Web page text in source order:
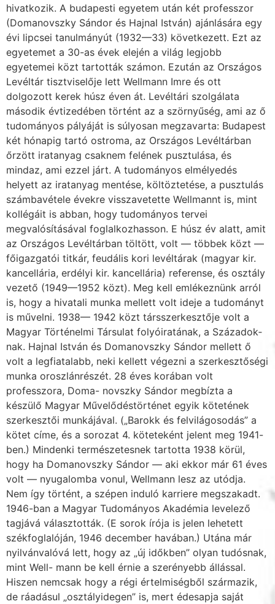
hivatkozik. A budapesti egyetem után két professzor
(Domanovszky Sándor és Hajnal István) ajánlására egy
évi lipcsei tanulmányút (1932—33) következett. Ezt az
egyetemet a 30-as évek elején a világ legjobb
egyetemei közt tartották számon. Ezután az Országos
Levéltár tisztviselője lett Wellmann Imre és ott
dolgozott ke­rek húsz éven át. Levéltári szolgálata
második évtizedében történt az a szörnyűség, ami az ő
tudományos pályáját is súlyosan megzavarta: Budapest
két hónapig tartó ostroma, az Or­szágos Levéltárban
őrzött iratanyag csaknem felének pusztulása, és
mindaz, ami ezzel járt. A tudományos elmélyedés
helyett az iratanyag mentése, költöztetése, a pusztulás
számba­vétele évekre visszavetette Wellmannt is, mint
kollégáit is abban, hogy tudományos tervei
megvalósításával foglalkozhasson. E húsz év alatt, amit
az Országos Levéltárban töltött, volt — többek közt —
főigazgatói titkár, feudális kori levéltárak (magyar kir.
kancellária, erdélyi kir. kancellária) referense, és osztály
vezető (1949—1952 közt). Meg kell emlékez­nünk arról
is, hogy a hivatali munka mellett volt ideje a tudományt
is művelni. 1938— 1942 közt társszerkesztője volt a
Magyar Történelmi Társulat folyóiratának, a Századok­
nak. Hajnal István és Domanovszky Sándor mellett ő
volt a legfiatalabb, neki kellett vé­gezni a szerkesztőségi
munka oroszlánrészét. 28 éves korában volt
professzora, Doma- novszky Sándor megbízta a
készülő Magyar Művelődéstörténet egyik kötetének
szerkesz­tői munkájával. („Barokk és felvilágosodás” a
kötet címe, és a sorozat 4. köteteként jelent meg 1941-
ben.) Mindenki természetesnek tartotta 1938 körül,
hogy ha Domanovszky Sán­dor — aki ekkor már 61 éves
volt — nyugalomba vonul, Wellmann lesz az utódja.
Nem így történt, a szépen induló karriere megszakadt.
1946-ban a Magyar Tudományos Akadémia levelező
tagjává választották. (E sorok írója is jelen lehetett
székfoglalóján, 1946 december havában.) Utána már
nyilvánvalóvá lett, hogy az „új időkben” olyan tudósnak,
mint Well- mann be kell érnie a szerényebb állással.
Hiszen nemcsak hogy a régi értelmiségből szár­mazik,
de ráadásul „osztályidegen” is, mert édesapja saját